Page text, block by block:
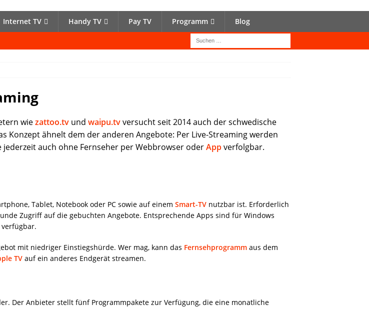
Internet TV Handy TV Pay TV Programm Blog
wiezattoo.tv und waipu.tvversucht seit 2014 auch der schwedische
Konzept ähnelt dem der anderen Angebote: Per Live-Streaming werden
auch ohne Fernseher per Webbrowser oderAppverfolgbar.
Tablet, Notebook oder PC sowie auf einem Smart-TV nutzbar ist. Erforderlich
Zugriff auf die gebuchten Angebote. Entsprechende Apps sind für Windows
verfügbar.
mit niedriger Einstiegshürde. Wer mag, kann das Fernsehprogramm aus dem
TV auf ein anderes Endgerät streamen.
Der Anbieter stellt fünf Programmpakete zur Verfügung, die eine monatliche